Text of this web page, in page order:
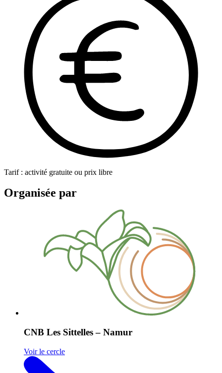
Tarif : activité gratuite ou prix libre
Organisée par
CNB Les Sittelles – Namur
Voir le cercle